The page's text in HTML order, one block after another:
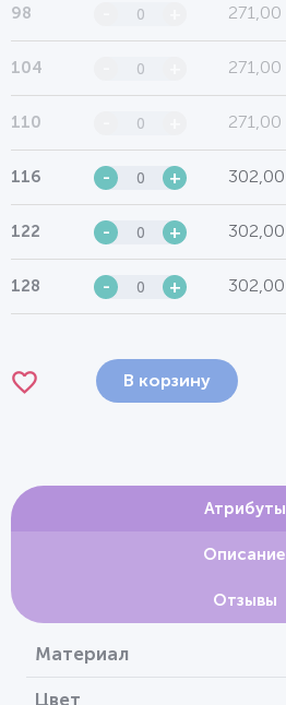
98 271,00
104 271,00
110 271,00
116 - + 302,00
122 - + 302,00
128 - + 302,00
В корзину
Атрибуты
Описание
Отзывы
Материал
Цвет